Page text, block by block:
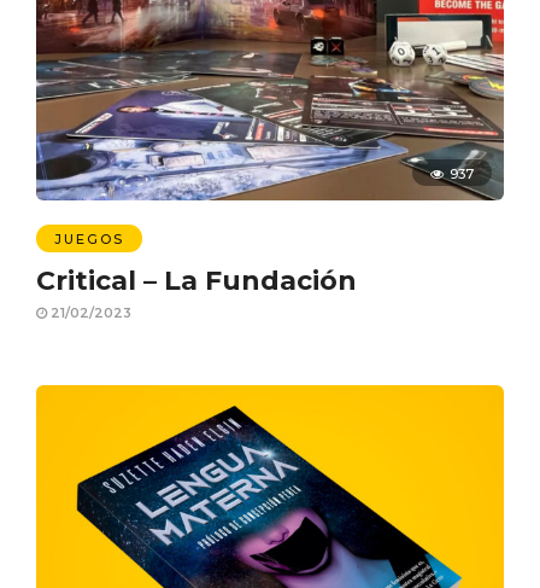
937
JUEGOS
Critical – La Fundación
21/02/2023